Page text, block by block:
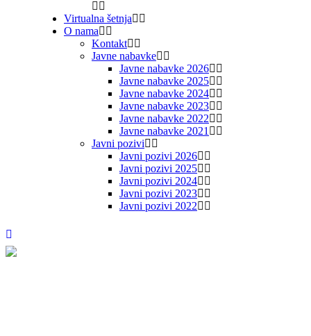
Virtualna šetnja
O nama
Kontakt
Javne nabavke
Javne nabavke 2026
Javne nabavke 2025
Javne nabavke 2024
Javne nabavke 2023
Javne nabavke 2022
Javne nabavke 2021
Javni pozivi
Javni pozivi 2026
Javni pozivi 2025
Javni pozivi 2024
Javni pozivi 2023
Javni pozivi 2022